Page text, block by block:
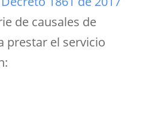
de causales de
prestar el servicio